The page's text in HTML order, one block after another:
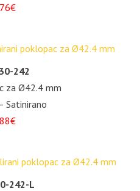
242
za Ø42.4 mm
Satinirano
242-L